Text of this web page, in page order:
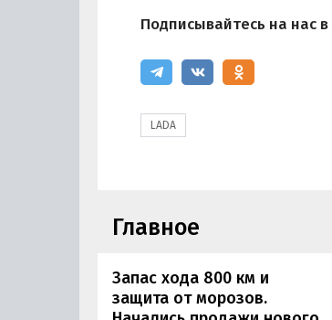
Подписывайтесь на нас в
LADA
Главное
Запас хода 800 км и
защита от морозов.